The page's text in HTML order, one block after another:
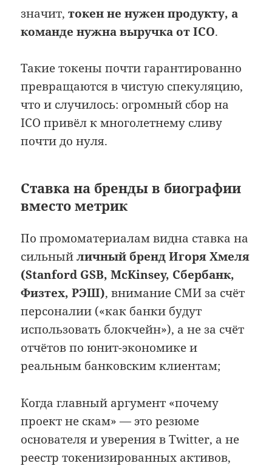
значит,токен не нужен продукту, а
команде нужна выручка от ICO.
Такие токены почти гарантированно
превращаются в чистую спекуляцию,
что и случилось: огромный сбор на
ICO привёл к многолетнему сливу
почти до нуля.
Ставка на бренды в биографии
вместо метрик
По промоматериалам видна ставка на
сильныйличный бренд Игоря Хмеля
(Stanford GSB, McKinsey, Сбербанк,
Физтех, РЭШ), внимание СМИ за счёт
персоналии («как банки будут
использовать блокчейн»), а не за счёт
отчётов по юнит-экономике и
реальным банковским клиентам;
Когда главный аргумент «почему
проект не скам» — это резюме
основателя и уверения в Twitter, а не
реестр токенизированных активов,